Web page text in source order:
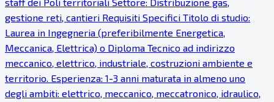
gestione reti, cantieri Requisiti Specifici Titolo di studio:
Laurea in Ingegneria (preferibilmente Energetica,
Meccanica, Elettrica) o Diploma Tecnico ad indirizzo
meccanico, elettrico, industriale, costruzioni ambiente e
territorio. Esperienza: 1-3 anni maturata in almeno uno
degli ambiti: elettrico, meccanico, meccatronico, idraulico,